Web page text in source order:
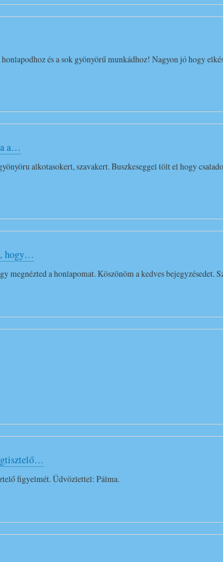
és a sok gyönyörű munkádhoz! Nagyon jó hogy
a…
alkotasokert, szavakert. Buszkeseggel tölt el hogy
hogy…
megnézted a honlapomat. Köszönöm a kedves bejegyzésedet.
figyelmét. Üdvözlettel: Pálma.